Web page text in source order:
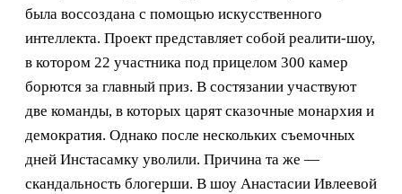
была воссоздана с помощью искусственного
интеллекта. Проект представляет собой реалити-шоу,
в котором 22 участника под прицелом 300 камер
борются за главный приз. В состязании участвуют
две команды, в которых царят сказочные монархия и
демократия. Однако после нескольких съемочных
дней Инстасамку уволили. Причина та же —
скандальность блогерши. В шоу Анастасии Ивлеевой